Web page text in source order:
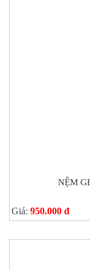
NỆM
Giá: 950.000 đ